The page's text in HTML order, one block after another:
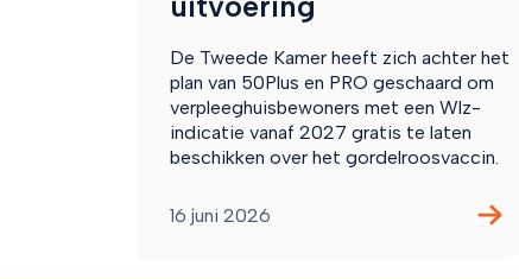
De Tweede Kamer heeft zich achter het
plan van 50Plus en PRO geschaard om
verpleeghuisbewoners met een Wlz-
indicatie vanaf 2027 gratis te laten
beschikken over het gordelroosvaccin.
16 juni 2026